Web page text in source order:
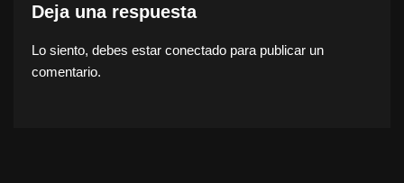
Deja una respuesta
Lo siento, debes estar conectado para publicar un
comentario.